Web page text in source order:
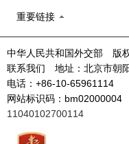
重要链接
中华人民共和国外交部 版
联系我们 地址：北京市朝
电话：+86-10-65961114
网站标识码：bm02000004
11040102700114